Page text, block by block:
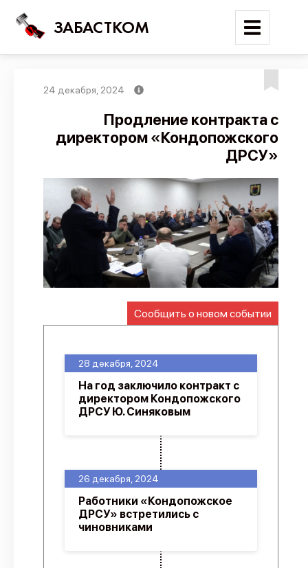
ЗАБАСТКОМ
Поиск
Карта событий
Трудовые конфликты
Отчеты
Предложить публикацию
Справочник
API
О проекте
24 декабря, 2024
Продление контракта с
директором «Кондопожского
ДРСУ»
Сообщить о новом событии
26 декабря, 2024
Работники «Кондопожское
ДРСУ» встретились с
чиновниками
28 декабря, 2024
На год заключило контракт с
директором Кондопожского
ДРСУ Ю. Синяковым